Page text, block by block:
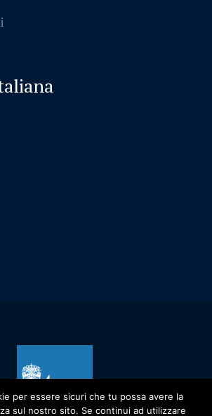
per essere sicuri che tu possa avere la
sul nostro sito. Se continui ad utilizzare